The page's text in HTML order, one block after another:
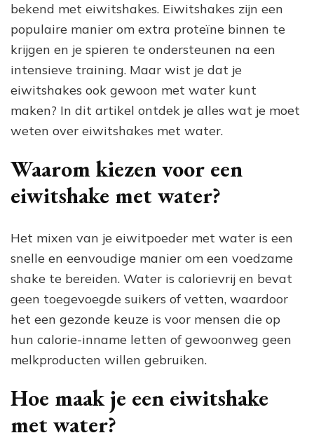
bekend met eiwitshakes. Eiwitshakes zijn een
populaire manier om extra proteïne binnen te
krijgen en je spieren te ondersteunen na een
intensieve training. Maar wist je dat je
eiwitshakes ook gewoon met water kunt
maken? In dit artikel ontdek je alles wat je moet
weten over eiwitshakes met water.
Waarom kiezen voor een
eiwitshake met water?
Het mixen van je eiwitpoeder met water is een
snelle en eenvoudige manier om een voedzame
shake te bereiden. Water is calorievrij en bevat
geen toegevoegde suikers of vetten, waardoor
het een gezonde keuze is voor mensen die op
hun calorie-inname letten of gewoonweg geen
melkproducten willen gebruiken.
Hoe maak je een eiwitshake
met water?